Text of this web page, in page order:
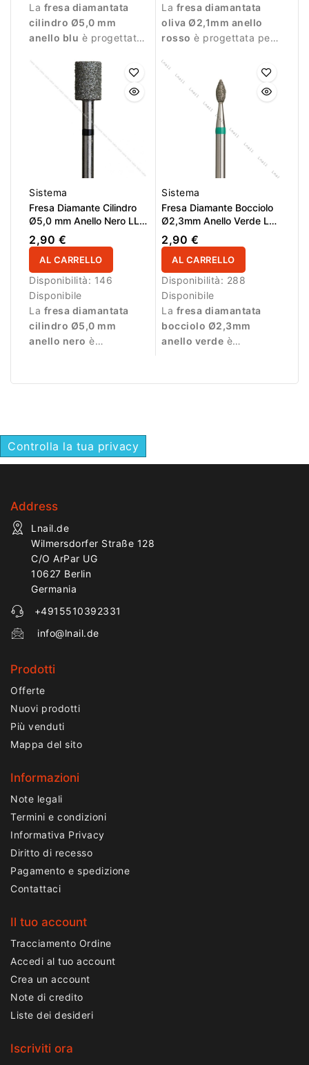
La fresa diamantata
cilindro Ø5,0 mm
anello blu è progettata
professionale e
lavorazioni precise.
La fresa diamantata
oliva Ø2,1mm anello
rosso è progettata per
durante la manicure.
Sistema
Fresa Diamante Cilindro
Ø5,0 mm Anello Nero LL
6,0 mm
2,90 €
AL CARRELLO
Disponibilità: 146
Disponibile
La fresa diamantata
cilindro Ø5,0 mm
anello nero è
lavorazioni molto
Sistema
Fresa Diamante Bocciolo
Ø2,3mm Anello Verde LL
5,0mm
2,90 €
AL CARRELLO
Disponibilità: 288
Disponibile
La fresa diamantata
bocciolo Ø2,3mm
anello verde è
durante la manicure.
Controlla la tua privacy
Address
Lnail.de
Wilmersdorfer Straße 128
C/O ArPar UG
10627 Berlin
Germania
+4915510392331
info@lnail.de
Prodotti
Offerte
Nuovi prodotti
Più venduti
Mappa del sito
Informazioni
Note legali
Termini e condizioni
Informativa Privacy
Diritto di recesso
Pagamento e spedizione
Contattaci
Il tuo account
Tracciamento Ordine
Accedi al tuo account
Crea un account
Note di credito
Liste dei desideri
Iscriviti ora